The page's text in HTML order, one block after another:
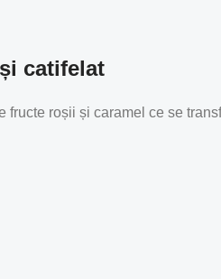
catifelat
roșii și caramel ce se